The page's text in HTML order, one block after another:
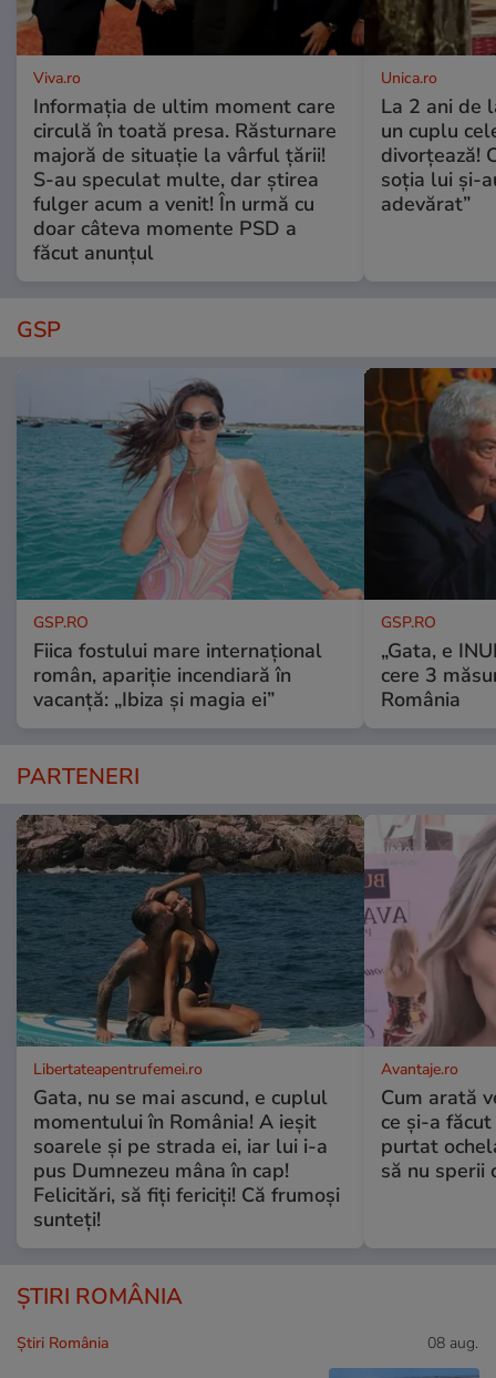
Viva.ro
Informația de ultim moment care
circulă în toată presa. Răsturnare
majoră de situație la vârful țării!
S-au speculat multe, dar știrea
fulger acum a venit! În urmă cu
doar câteva momente PSD a
făcut anunțul
Unica.ro
La 2 ani de
un cuplu
divorțează!
soția lui și-
adevărat”
GSP
GSP.RO
Fiica fostului mare internațional
român, apariție incendiară în
vacanță: „Ibiza și magia ei”
GSP.RO
„Gata, e
cere 3
România
PARTENERI
Libertateapentrufemei.ro
Gata, nu se mai ascund, e cuplul
momentului în România! A ieșit
soarele și pe strada ei, iar lui i-a
pus Dumnezeu mâna în cap!
Felicitări, să fiți fericiți! Că frumoși
sunteți!
Avantaje.ro
Cum arată
ce și-a
purtat
să nu sperii
ȘTIRI ROMÂNIA
Știri România 08 aug.